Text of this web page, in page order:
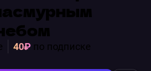
40₽ по подписке